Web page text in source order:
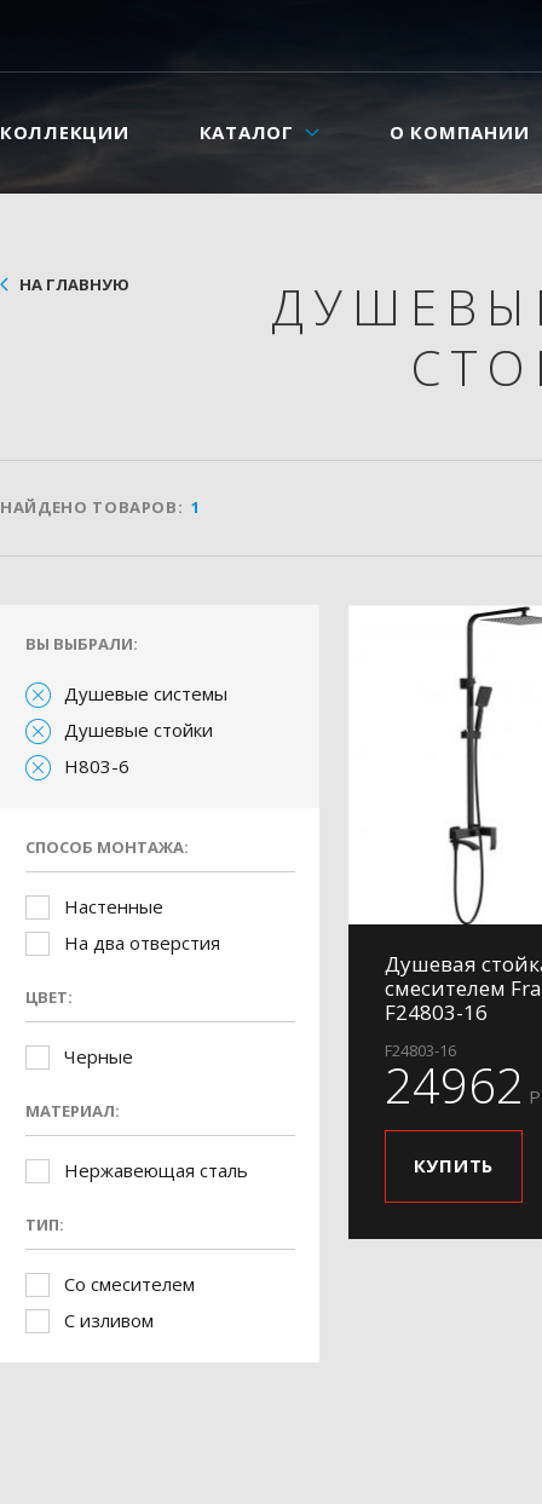
КОЛЛЕКЦИИ КАТАЛОГ О КОМПАНИИ
НА ГЛАВНУЮ
НАЙДЕНО ТОВАРОВ: 1
ВЫ ВЫБРАЛИ:
Душевые системы
Душевые стойки
H803-6
СПОСОБ МОНТАЖА:
Настенные
На два отверстия
ЦВЕТ:
Черные
МАТЕРИАЛ:
Нержавеющая сталь
ТИП:
Со смесителем
С изливом
Душевая
смесителем
F24803-16
F24803-16
24962
КУПИТЬ